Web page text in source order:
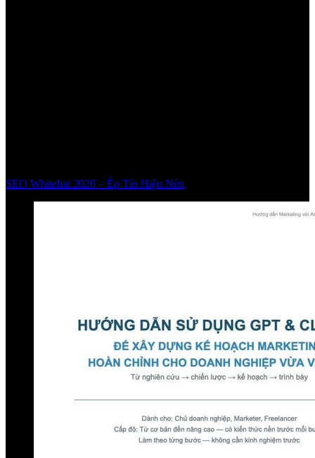
SEO Whitehat 2026 – Ép Tín Hiệu Nén